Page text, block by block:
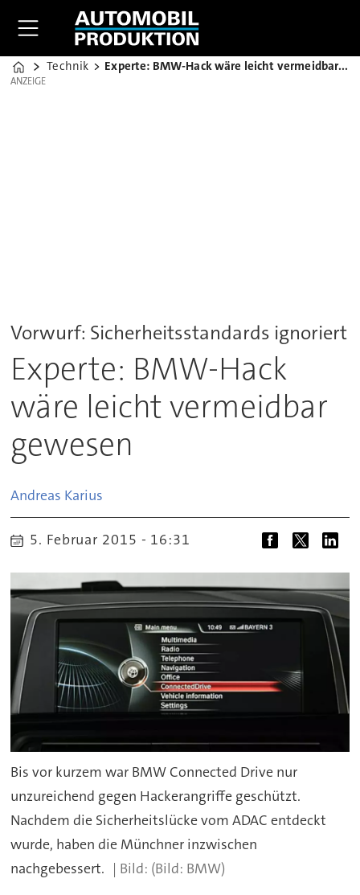
Home
Technik Experte: BMW-Hack wäre leicht vermeidbar gewesen
ANZEIGE
ANZEIGE
Vorwurf: Sicherheitsstandards ignoriert
Experte: BMW-Hack
wäre leicht vermeidbar
gewesen
Andreas Karius
5. Februar 2015 - 16:31
Bis vor kurzem war BMW Connected Drive nur
unzureichend gegen Hackerangriffe geschützt.
Nachdem die Sicherheitslücke vom ADAC entdeckt
wurde, haben die Münchner inzwischen
nachgebessert.
(Bild: BMW)